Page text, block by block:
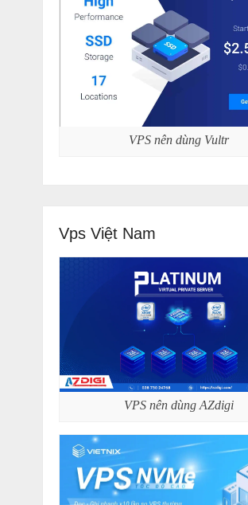
VPS nên dùng Vultr
Vps Việt Nam
VPS nên dùng AZdigi